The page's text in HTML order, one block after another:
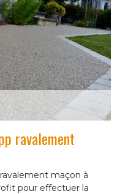
ravalement
maçon à
pour effectuer la